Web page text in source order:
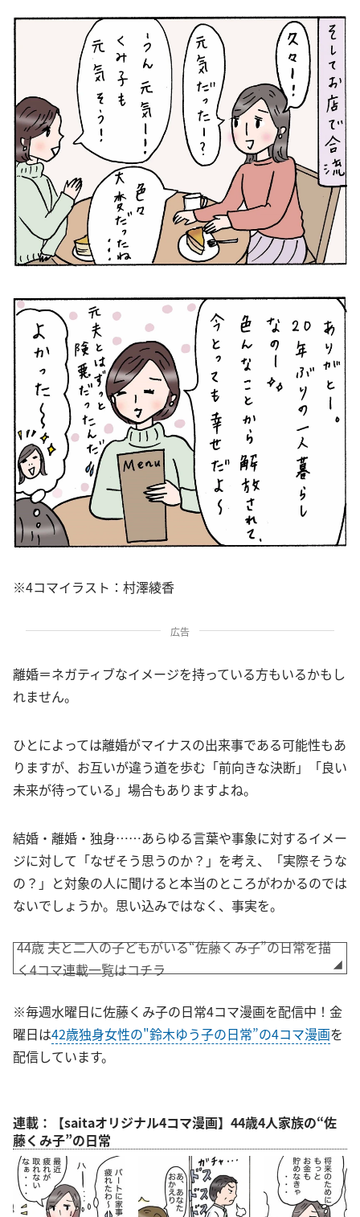
※4コマイラスト：村澤綾香
広告
離婚＝ネガティブなイメージを持っている方もいるかもし
れません。
ひとによっては離婚がマイナスの出来事である可能性もあ
りますが、お互いが違う道を歩む「前向きな決断」「良い
未来が待っている」場合もありますよね。
結婚・離婚・独身……あらゆる言葉や事象に対するイメー
ジに対して「なぜそう思うのか？」を考え、「実際そうな
の？」と対象の人に聞けると本当のところがわかるのでは
ないでしょうか。思い込みではなく、事実を。
44歳 夫と二人の子どもがいる“佐藤くみ子”の日常を描
く4コマ連載一覧はコチラ
※毎週水曜日に佐藤くみ子の日常4コマ漫画を配信中！金
曜日は42歳独身女性の"鈴木ゆう子の日常”の4コマ漫画を
配信しています。
連載：【saitaオリジナル4コマ漫画】44歳4人家族の“佐
藤くみ子”の日常